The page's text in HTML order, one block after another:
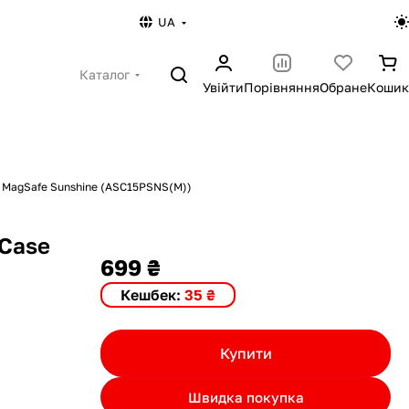
UA
Каталог
УвійтиПорівнянняОбранеКошик
Sunshine (ASC15PSNS(M))
699 ₴
Кешбек: 35 ₴
Купити
Швидка покупка